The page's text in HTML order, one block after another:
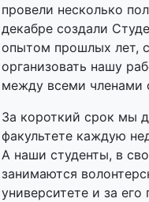
провели несколько
декабре создали
опытом прошлых лет,
организовать нашу
между всеми членами
За короткий срок мы
факультете каждую
А наши студенты, в
занимаются
университете и за его